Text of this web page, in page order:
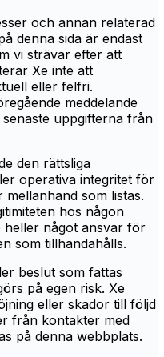
och annan relaterad
denna sida är endast
vi strävar efter att
Xe inte att
eller felfri.
meddelande
uppgifterna från
den rättsliga
operativa integritet för
som listas.
hos någon
heller något ansvar för
som tillhandahålls.
beslut som fattas
på egen risk. Xe
eller skador till följd
från kontakter med
på denna webbplats.